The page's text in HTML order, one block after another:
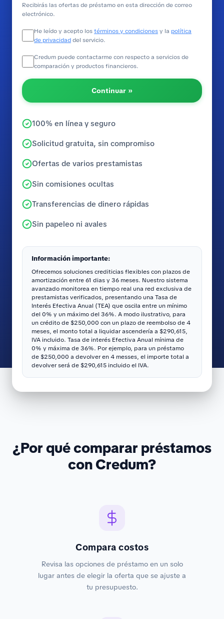
Recibirás las ofertas de préstamo en esta dirección de correo
electrónico.
He leído y acepto lostérminos y condicionesy la política
de privacidaddel servicio.
Credum puede contactarme con respecto a servicios de
comparación y productos financieros.
Continuar »
100% en línea y seguro
Solicitud gratuita, sin compromiso
Ofertas de varios prestamistas
Sin comisiones ocultas
Transferencias de dinero rápidas
Sin papeleo ni avales
Información importante:
Ofrecemos soluciones crediticias flexibles con plazos de
amortización entre 61 dias y 36 meses. Nuestro sistema
avanzado monitorea en tiempo real una red exclusiva de
prestamistas verificados, presentando una Tasa de
Interés Efectiva Anual (TEA) que oscila entre un mínimo
del 0% y un máximo del 36%. A modo ilustrativo, para
un crédito de $250,000 con un plazo de reembolso de 4
meses, el monto total a liquidar ascendería a $290,615,
IVA incluido. Tasa de interés Efectiva Anual mínima de
0% y máxima de 36%. Por ejemplo, para un préstamo
de $250,000 a devolver en 4 messes, el importe total a
devolver será de $290,615 incluido el IVA.
¿Por qué comparar préstamos
con Credum?
Compara costos
Revisa las opciones de préstamo en un solo
lugar antes de elegir la oferta que se ajuste a
tu presupuesto.